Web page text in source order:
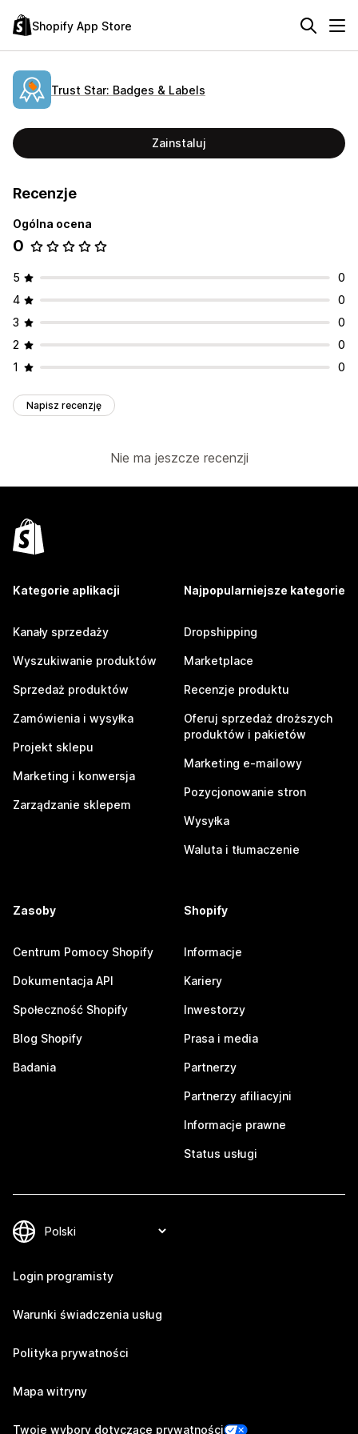
Shopify App Store
Trust Star: Badges & Labels
Zainstaluj
Recenzje
Ogólna ocena
0
5
0
4
0
3
0
2
0
1
0
Napisz recenzję
Nie ma jeszcze recenzji
Kategorie aplikacji
Kanały sprzedaży
Wyszukiwanie produktów
Sprzedaż produktów
Zamówienia i wysyłka
Projekt sklepu
Marketing i konwersja
Zarządzanie sklepem
Najpopularniejsze kategorie
Dropshipping
Marketplace
Recenzje produktu
Oferuj sprzedaż droższych
produktów i pakietów
Marketing e-mailowy
Pozycjonowanie stron
Wysyłka
Waluta i tłumaczenie
Zasoby
Centrum Pomocy Shopify
Dokumentacja API
Społeczność Shopify
Blog Shopify
Badania
Shopify
Informacje
Kariery
Inwestorzy
Prasa i media
Partnerzy
Partnerzy afiliacyjni
Informacje prawne
Status usługi
Login programisty
Warunki świadczenia usług
Polityka prywatności
Mapa witryny
Twoje wybory dotyczące prywatności